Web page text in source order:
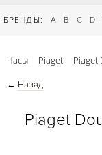
БРЕНДЫ: A B C D
Часы Piaget Piaget
← Назад
Piaget